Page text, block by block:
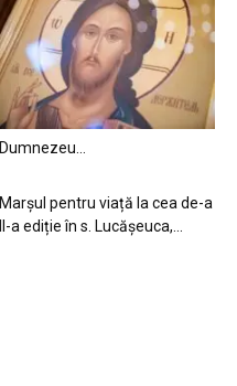
Dumnezeu…
Marșul pentru viață la cea de-a
II-a ediție în s. Lucășeuca,...